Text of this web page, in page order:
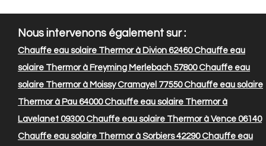
Nous intervenons également sur :
Chauffe eau solaire Thermor à Divion 62460Chauffe eau
solaire Thermor à Freyming Merlebach 57800Chauffe eau
solaire Thermor à Moissy Cramayel 77550Chauffe eau solaire
Thermor à Pau 64000Chauffe eau solaire Thermor à
Lavelanet 09300Chauffe eau solaire Thermor à Vence 06140
Chauffe eau solaire Thermor à Sorbiers 42290Chauffe eau